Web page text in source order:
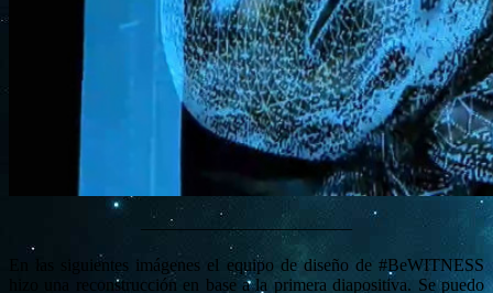
————————————
En las siguientes imágenes el equipo de diseño de #BeWITNESS
hizo una reconstrucción en base a la primera diapositiva. Se puedo